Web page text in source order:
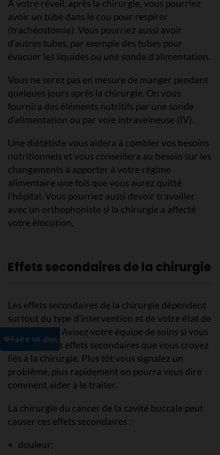
À votre réveil, après la chirurgie, vous pourriez
avoir un tube dans le cou pour respirer
(trachéostomie). Vous pourriez aussi avoir
d’autres tubes, par exemple des tubes pour
évacuer les liquides ou une sonde d’alimentation.
Vous ne serez pas en mesure de manger pendant
quelques jours après la chirurgie. On vous
fournira des éléments nutritifs par une sonde
d’alimentation ou par voie intraveineuse (IV).
Une diététiste vous aidera à combler vos besoins
nutritionnels et vous conseillera au besoin sur les
changements à apporter à votre régime
alimentaire une fois que vous aurez quitté
l’hôpital. Vous pourriez aussi devoir travailler
avec un orthophoniste si la chirurgie a affecté
votre élocution.
Effets secondaires de la chirurgie
Les effets secondaires de la chirurgie dépendent
surtout du type d’intervention et de votre état de
santé global. Avisez votre équipe de soins si vous
éprouvez des effets secondaires que vous croyez
liés à la chirurgie. Plus tôt vous signalez un
problème, plus rapidement on pourra vous dire
comment aider à le traiter.
La chirurgie du cancer de la cavité buccale peut
causer ces effets secondaires :
douleur;